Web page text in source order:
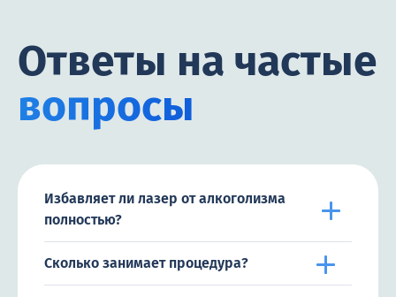
Ответы на частые
вопросы
Избавляет ли лазер от алкоголизма
полностью?
Сколько занимает процедура?